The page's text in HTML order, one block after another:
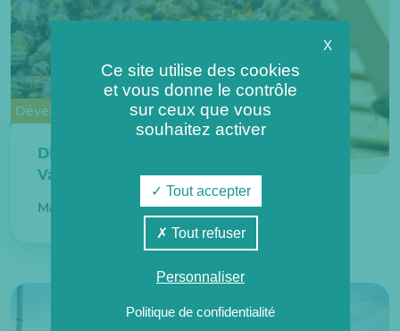
Développement durable
Dijon : ça bourdonne aux
Valendons !
Mardi 19 août 2025
X
Ce site utilise des cookies
et vous donne le contrôle
sur ceux que vous
souhaitez activer
Tout accepter
Tout refuser
Personnaliser
Politique de confidentialité